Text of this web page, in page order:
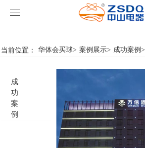
华体会买球
名典系列智能开关
雅典系列智能开关
客房门显系列
标准86门显
客控系统
华体会买球
行业新闻
成功案例
当前位置： 华体会买球> 案例展示> 成功案例>
成
功
案
例